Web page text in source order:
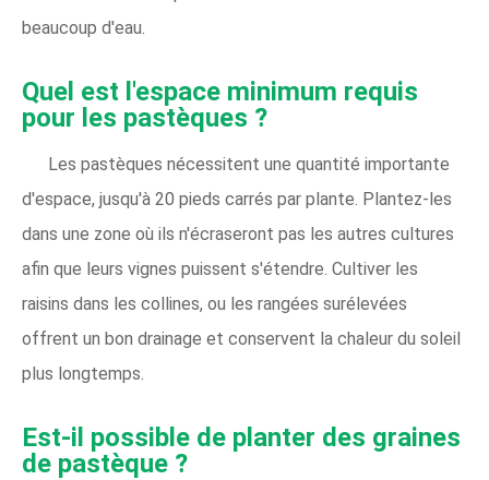
beaucoup d'eau.
Quel est l'espace minimum requis
pour les pastèques ?
Les pastèques nécessitent une quantité importante
d'espace, jusqu'à 20 pieds carrés par plante. Plantez-les
dans une zone où ils n'écraseront pas les autres cultures
afin que leurs vignes puissent s'étendre. Cultiver les
raisins dans les collines, ou les rangées surélevées
offrent un bon drainage et conservent la chaleur du soleil
plus longtemps.
Est-il possible de planter des graines
de pastèque ?